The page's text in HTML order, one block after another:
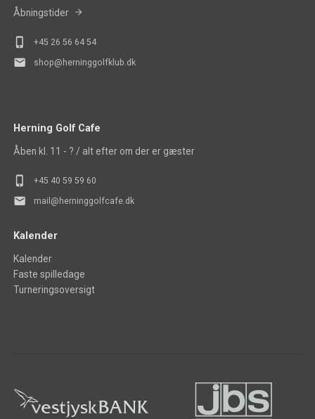
Åbningstider
phone_iphone +45 26 56 64 54
mail shop@herninggolfklub.dk
Herning Golf Cafe
Åben kl. 11 - ? / alt efter om der er gæster
phone_iphone +45 40 59 59 60
mail mail@herninggolfcafe.dk
Kalender
Kalender
Faste spilledage
Turneringsoversigt